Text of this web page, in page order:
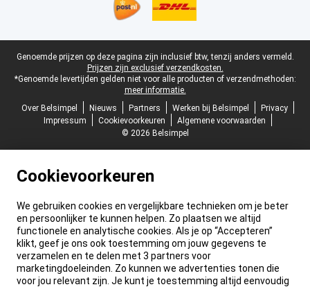
Juridische voettekst
Genoemde prijzen op deze pagina zijn inclusief btw, tenzij anders vermeld.
Prijzen zijn exclusief verzendkosten.
*Genoemde levertijden gelden niet voor alle producten of verzendmethoden:
meer informatie.
Over Belsimpel
Nieuws Partners Werken bij Belsimpel
Privacy
Impressum
Cookievoorkeuren
Algemene voorwaarden
© 2026 Belsimpel
Cookievoorkeuren
We gebruiken cookies en vergelijkbare technieken om je beter
en persoonlijker te kunnen helpen. Zo plaatsen we altijd
functionele en analytische cookies. Als je op “Accepteren”
klikt, geef je ons ook toestemming om jouw gegevens te
verzamelen en te delen met 3 partners voor
marketingdoeleinden. Zo kunnen we advertenties tonen die
voor jou relevant zijn. Je kunt je toestemming altijd eenvoudig